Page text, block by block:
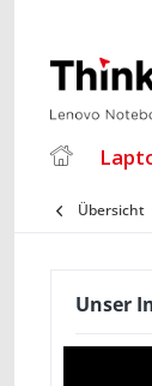
Übersicht
Unser